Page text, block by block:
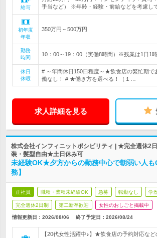
給与
手当など） ※年齢・経験・前給などを考慮し
初年度
年収
350万円～500万円
勤務
時間
10：00～19：00（実働8時間）※残業は1日1時
休日
休暇
# ～年間休日150日程度～★飲食店の繁忙期で
働なし！ # ★働き方を選べる！（１…
求人詳細を見る
株式会社インフィニットポシビリティ | ★完全週休2
装・髪型自由★土日休み可
未経験OK★夕方からの勤務中心で朝弱い人も
務】
正社員 職種・業種未経験OK 急募 転勤なし 学
完全週休2日制 第二新卒歓迎 女性のおしごと掲載中
情報更新日：2026/08/06 終了予定日： 2026/08/24
【20代女性活躍中♪】★飲食店の予約対応な